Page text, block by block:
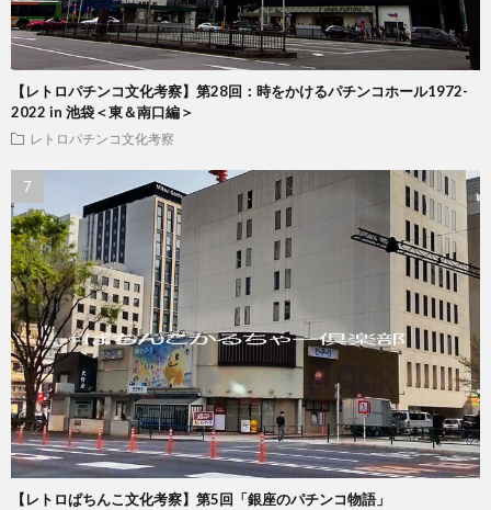
【レトロパチンコ文化考察】第28回：時をかけるパチンコホール1972-
2022 in 池袋＜東＆南口編＞
レトロパチンコ文化考察
【レトロぱちんこ文化考察】第5回「銀座のパチンコ物語」